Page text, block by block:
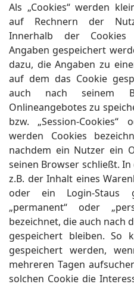
Als „Cookies“ werden
auf Rechnern der
Innerhalb der Cookies
Angaben gespeichert
dazu, die Angaben zu
auf dem das Cookie
auch nach seinem
Onlineangebotes zu
bzw. „Session-Cookies“
werden Cookies
nachdem ein Nutzer ein
seinen Browser schließt.
z.B. der Inhalt eines
oder ein Login-Staus
„permanent“ oder
bezeichnet, die auch nach
gespeichert bleiben. So
gespeichert werden,
mehreren Tagen
solchen Cookie die